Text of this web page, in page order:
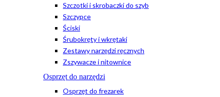
Szczotki i skrobaczki do szyb
Szczypce
Ściski
Śrubokręty i wkrętaki
Zestawy narzędzi ręcznych
Zszywacze i nitownice
Osprzęt do narzędzi
Osprzęt do frezarek